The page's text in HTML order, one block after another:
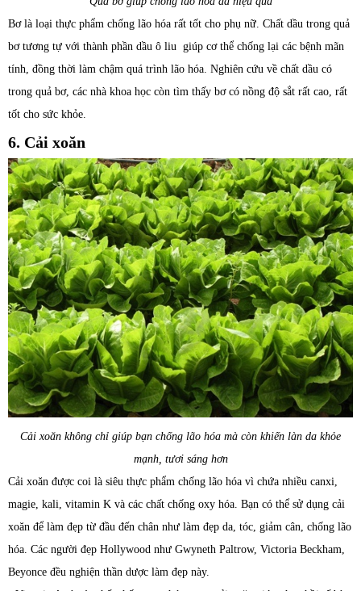
Bơ là loại thực phẩm chống lão hóa rất tốt cho phụ nữ. Chất dầu trong quả
bơ tương tự với thành phần dầu ô liu giúp cơ thể chống lại các bệnh mãn
tính, đồng thời làm chậm quá trình lão hóa. Nghiên cứu về chất dầu có
trong quả bơ, các nhà khoa học còn tìm thấy bơ có nồng độ sắt rất cao, rất
tốt cho sức khỏe.
6. Cải xoăn
Cải xoăn không chỉ giúp bạn chống lão hóa mà còn khiến làn da khỏe
mạnh, tươi sáng hơn
Cải xoăn được coi là siêu thực phẩm chống lão hóa vì chứa nhiều canxi,
magie, kali, vitamin K và các chất chống oxy hóa. Bạn có thể sử dụng cải
xoăn để làm đẹp từ đầu đến chân như làm đẹp da, tóc, giảm cân, chống lão
hóa. Các người đẹp Hollywood như Gwyneth Paltrow, Victoria Beckham,
Beyonce đều nghiện thần dược làm đẹp này.